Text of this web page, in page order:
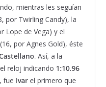
mientras les seguían
por Twirling Candy), la
Lope de Vega) y el
por Agnes Gold), éste
. Así, a la
reloj indicando 1:10.96
fue Ivarel primero que